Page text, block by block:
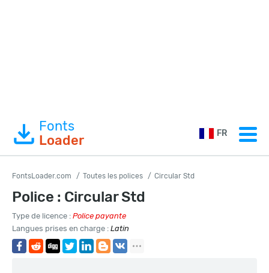
Fonts
Loader
FR
FontsLoader.com Toutes les polices Circular Std
Police : Circular Std
Type de licence : Police payante
Langues prises en charge : Latin